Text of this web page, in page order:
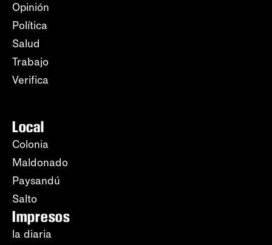
Opinión
Política
Salud
Trabajo
Verifica
Local
Colonia
Maldonado
Paysandú
Salto
Impresos
la diaria